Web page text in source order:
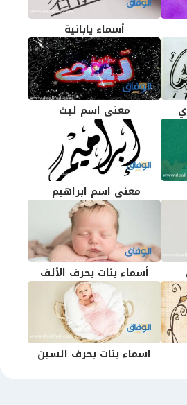
أسماء يابانية
معنى اسم ليث
معنى اسم ابراهيم
أسماء بنات بحرف الألف
اسماء بنات بحرف السين